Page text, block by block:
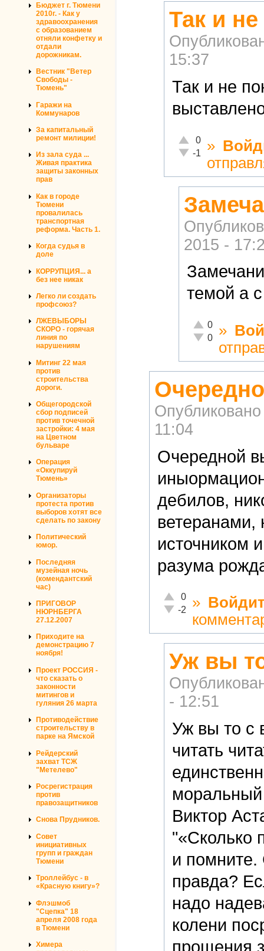
Бюджет г. Тюмени
2010г. - Как у
здравоохранения
с образованием
отняли конфетку и
отдали
дорожникам.
Вестник "Ветер
Свободы -
Тюмень"
Гаражи на
Коммунаров
За капитальный
ремонт милиции!
Из зала суда ...
Живая практика
защиты законных
прав
Как в городе
Тюмени
провалилась
транспортная
реформа. Часть 1.
Когда судья в
доле
КОРРУПЦИЯ... а
без нее никак
Легко ли создать
профсоюз?
ЛЖЕВЫБОРЫ
СКОРО - горячая
линия по
нарушениям
Митинг 22 мая
против
строительства
дороги.
Общегородской
сбор подписей
против точечной
застройки: 4 мая
на Цветном
бульваре
Операция
«Оккупируй
Тюмень»
Организаторы
протеста против
выборов хотят все
сделать по закону
Политический
юмор.
Последняя
музейная ночь
(комендантский
час)
ПРИГОВОР
НЮРНБЕРГА
27.12.2007
Приходите на
демонстрацию 7
ноября!
Проект РОССИЯ -
что сказать о
законности
митингов и
гуляния 26 марта
Противодействие
строительству в
парке на Ямской
Рейдерский
захват ТСЖ
"Метелево"
Росрегистрация
против
правозащитников
Снова Прудников.
Совет
инициативных
групп и граждан
Тюмени
Троллейбус - в
«Красную книгу»?
Флэшмоб
"Сцепка" 18
апреля 2008 года
в Тюмени
Химера
Так и
15:37
Так и не
Отлично!
0
Неадекватно!
-1 »
2015 -
темой а
Отлично!
0
Неадекватно!
0 »
11:04
Очередной
дебилов,
источником
разума
Отлично!
0
Неадекватно!
-2 »
Уж вы
- 12:51
Уж вы то с
читать
моральный
Виктор
"«Сколько
и
правда?
надо
колени
прощения